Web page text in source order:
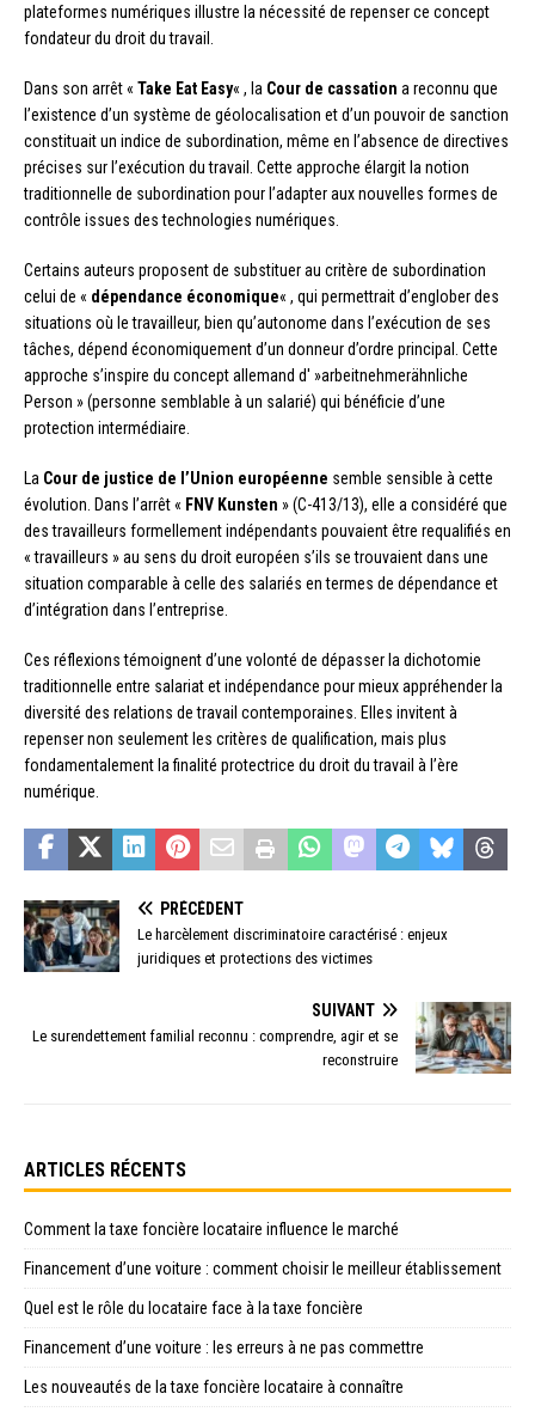
plateformes numériques illustre la nécessité de repenser ce concept
fondateur du droit du travail.
Dans son arrêt « Take Eat Easy« , la Cour de cassation a reconnu que
l’existence d’un système de géolocalisation et d’un pouvoir de sanction
constituait un indice de subordination, même en l’absence de directives
précises sur l’exécution du travail. Cette approche élargit la notion
traditionnelle de subordination pour l’adapter aux nouvelles formes de
contrôle issues des technologies numériques.
Certains auteurs proposent de substituer au critère de subordination
celui de « dépendance économique« , qui permettrait d’englober des
situations où le travailleur, bien qu’autonome dans l’exécution de ses
tâches, dépend économiquement d’un donneur d’ordre principal. Cette
approche s’inspire du concept allemand d' »arbeitnehmerähnliche
Person » (personne semblable à un salarié) qui bénéficie d’une
protection intermédiaire.
La Cour de justice de l’Union européenne semble sensible à cette
évolution. Dans l’arrêt « FNV Kunsten » (C-413/13), elle a considéré que
des travailleurs formellement indépendants pouvaient être requalifiés en
« travailleurs » au sens du droit européen s’ils se trouvaient dans une
situation comparable à celle des salariés en termes de dépendance et
d’intégration dans l’entreprise.
Ces réflexions témoignent d’une volonté de dépasser la dichotomie
traditionnelle entre salariat et indépendance pour mieux appréhender la
diversité des relations de travail contemporaines. Elles invitent à
repenser non seulement les critères de qualification, mais plus
fondamentalement la finalité protectrice du droit du travail à l’ère
numérique.
PRÉCÉDENT
Le harcèlement discriminatoire caractérisé : enjeux
juridiques et protections des victimes
SUIVANT
Le surendettement familial reconnu : comprendre, agir et se
reconstruire
ARTICLES RÉCENTS
Comment la taxe foncière locataire influence le marché
Financement d’une voiture : comment choisir le meilleur établissement
Quel est le rôle du locataire face à la taxe foncière
Financement d’une voiture : les erreurs à ne pas commettre
Les nouveautés de la taxe foncière locataire à connaître